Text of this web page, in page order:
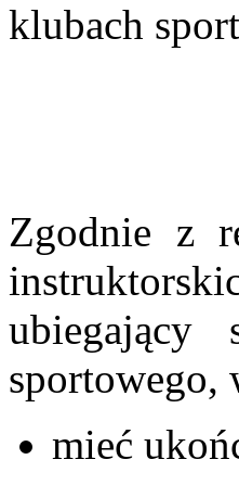
klubach
Zgodnie z
ubiegający
sportowego,
mieć